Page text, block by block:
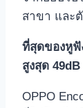
สาขา และ
ที่สุดของหูฟั
สูงสุด 49dB
OPPO